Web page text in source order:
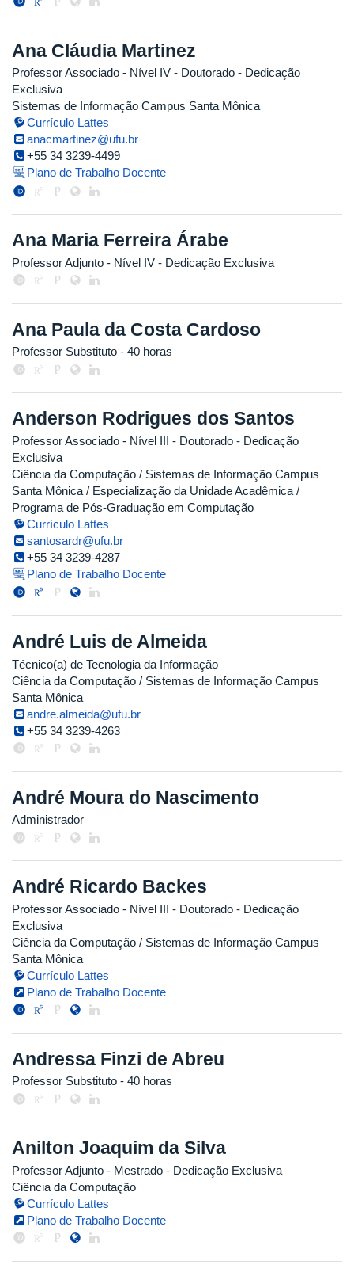
Ana Cláudia Martinez
Professor Associado - Nível IV - Doutorado - Dedicação
Exclusiva
Sistemas de Informação Campus Santa Mônica
Currículo Lattes
anacmartinez@ufu.br
+55 34 3239-4499
Plano de Trabalho Docente
Ana Maria Ferreira Árabe
Professor Adjunto - Nível IV - Dedicação Exclusiva
Ana Paula da Costa Cardoso
Professor Substituto - 40 horas
Anderson Rodrigues dos Santos
Professor Associado - Nível III - Doutorado - Dedicação
Exclusiva
Ciência da Computação / Sistemas de Informação Campus
Santa Mônica / Especialização da Unidade Acadêmica /
Programa de Pós-Graduação em Computação
Currículo Lattes
santosardr@ufu.br
+55 34 3239-4287
Plano de Trabalho Docente
André Luis de Almeida
Técnico(a) de Tecnologia da Informação
Ciência da Computação / Sistemas de Informação Campus
Santa Mônica
andre.almeida@ufu.br
+55 34 3239-4263
André Moura do Nascimento
Administrador
André Ricardo Backes
Professor Associado - Nível III - Doutorado - Dedicação
Exclusiva
Ciência da Computação / Sistemas de Informação Campus
Santa Mônica
Currículo Lattes
Plano de Trabalho Docente
Andressa Finzi de Abreu
Professor Substituto - 40 horas
Anilton Joaquim da Silva
Professor Adjunto - Mestrado - Dedicação Exclusiva
Ciência da Computação
Currículo Lattes
Plano de Trabalho Docente